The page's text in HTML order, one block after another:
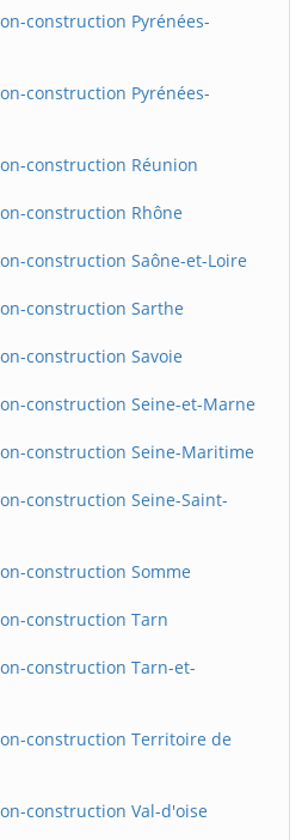
construction Pyrénées-
construction Pyrénées-
construction Réunion
construction Rhône
construction Saône-et-Loire
construction Sarthe
construction Savoie
construction Seine-et-Marne
construction Seine-Maritime
construction Seine-Saint-
construction Somme
construction Tarn
construction Tarn-et-
construction Territoire de
construction Val-d'oise